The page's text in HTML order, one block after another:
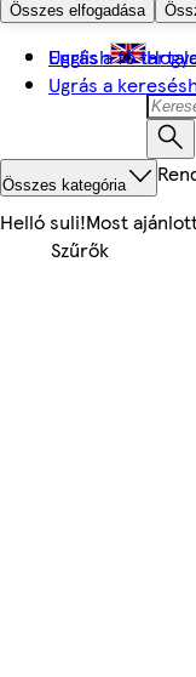
Összes elfogadása
Ugrás a fő
Ugrás a
English
Összes kategória
Helló suli!Most